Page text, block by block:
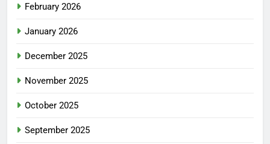
February 2026
January 2026
December 2025
November 2025
October 2025
September 2025